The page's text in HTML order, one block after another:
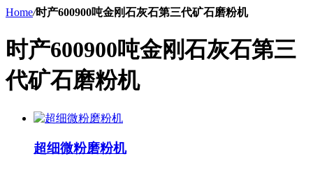
Home/时产600900吨金刚石灰石第三代矿石磨粉机
时产600900吨金刚石灰石第三
代矿石磨粉机
超细微粉磨粉机